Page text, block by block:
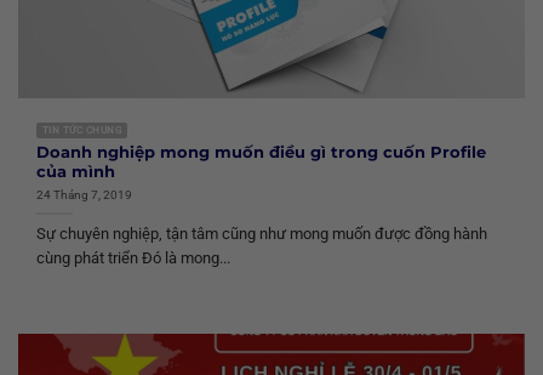
TIN TỨC CHUNG
Doanh nghiệp mong muốn điều gì trong cuốn Profile
của mình
24 Tháng 7, 2019
Sự chuyên nghiệp, tận tâm cũng như mong muốn được đồng hành
cùng phát triển Đó là mong...